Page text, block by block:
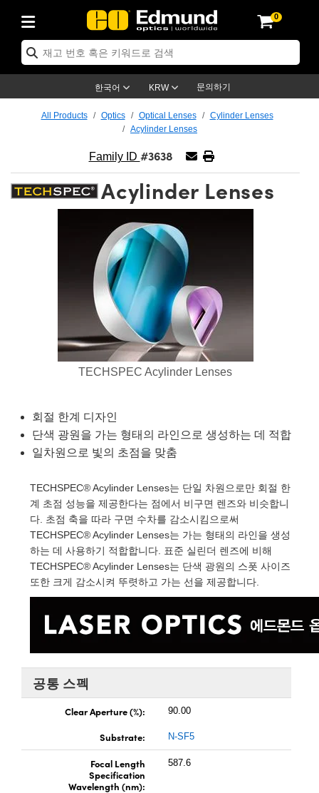
0
한국어 KRW 문의하기
Coated Optics
(DOE)
Electronics
Lenses
Photography
Optomechanics
Systems
All Products Optics Optical Lenses
Cylinder Lenses
Acylinder Lenses
Family ID #3638
Acylinder Lenses
TECHSPEC Acylinder Lenses
회절 한계 디자인
단색 광원을 가는 형태의 라인으로 생성하는 데 적합
일차원으로 빛의 초점을 맞춤
TECHSPEC® Acylinder Lenses는 단일 차원으로만 회절 한
계 초점 성능을 제공한다는 점에서 비구면 렌즈와 비슷합니
다. 초점 축을 따라 구면 수차를 감소시킴으로써
TECHSPEC® Acylinder Lenses는 가는 형태의 라인을 생성
하는 데 사용하기 적합합니다. 표준 실린더 렌즈에 비해
TECHSPEC® Acylinder Lenses는 단색 광원의 스폿 사이즈
또한 크게 감소시켜 뚜렷하고 가는 선을 제공합니다.
공통 스펙
Clear Aperture (%): 90.00
Substrate: N-SF5
Focal Length
Specification
Wavelength (nm):
587.6